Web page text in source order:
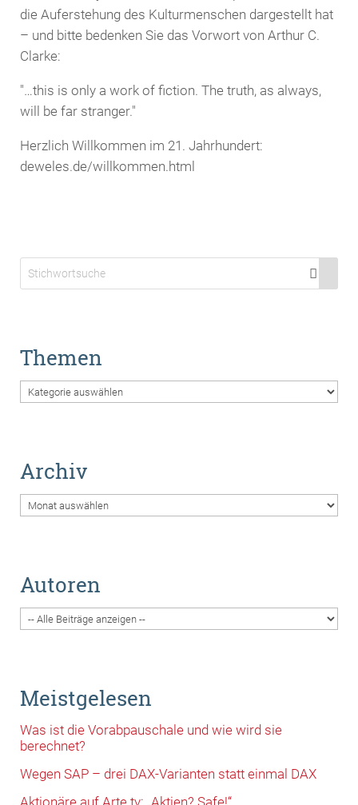
die Auferstehung des Kulturmenschen dargestellt hat
– und bitte bedenken Sie das Vorwort von Arthur C.
Clarke:
"…this is only a work of fiction. The truth, as always,
will be far stranger."
Herzlich Willkommen im 21. Jahrhundert:
deweles.de/willkommen.html
Themen
Themen
Archiv
Archiv
Autoren
Meistgelesen
Was ist die Vorabpauschale und wie wird sie
berechnet?
Wegen SAP – drei DAX-Varianten statt einmal DAX
Aktionäre auf Arte.tv: „Aktien? Safe!“